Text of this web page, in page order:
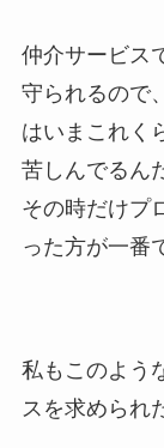
仲介サービス
守られるので
はいまこれく
苦しんでるん
その時だけプ
った方が一番
私もこのよう
スを求められ